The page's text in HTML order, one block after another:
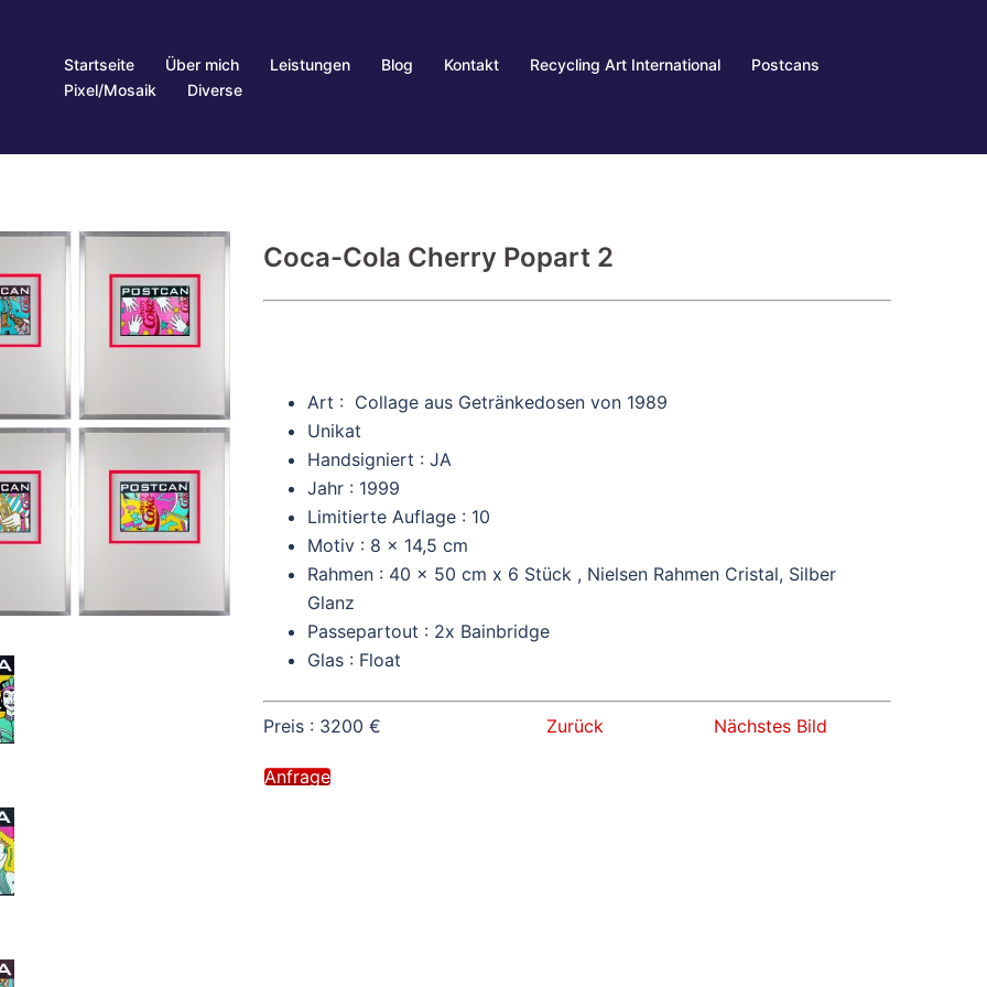
Startseite Über mich Leistungen Blog Kontakt Recycling Art International
Postcans
Pixel/Mosaik
Diverse
Coca-Cola Cherry Popart 2
Art : Collage aus Getränkedosen von 1989
Unikat
Handsigniert : JA
Jahr : 1999
Limitierte Auflage : 10
Motiv : 8 x 14,5 cm
Rahmen : 40 x 50 cm x 6 Stück , Nielsen Rahmen Cristal, Silber
Glanz
Passepartout : 2x Bainbridge
Glas : Float
Preis : 3200 € Zurück Nächstes Bild
Anfrage